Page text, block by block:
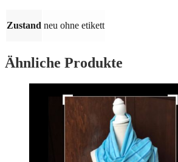
Zustand neu ohne etikett
Ähnliche Produkte